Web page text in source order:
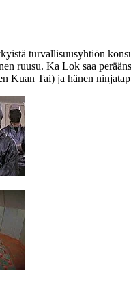
turvallisuusyhtiön
ruusu. Ka Lok saa
Kuan Tai) ja hänen